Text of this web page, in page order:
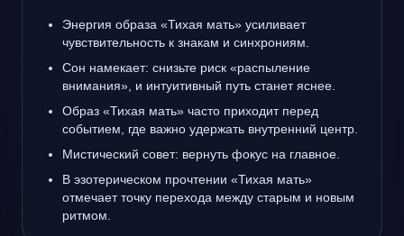
Энергия образа «Тихая мать» усиливает
чувствительность к знакам и синхрониям.
Сон намекает: снизьте риск «распыление
внимания», и интуитивный путь станет яснее.
Образ «Тихая мать» часто приходит перед
событием, где важно удержать внутренний центр.
Мистический совет: вернуть фокус на главное.
В эзотерическом прочтении «Тихая мать»
отмечает точку перехода между старым и новым
ритмом.